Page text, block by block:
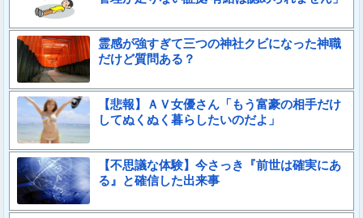
霊感が強すぎて三つの神社クビになった神職
だけど質問ある？
【悲報】ＡＶ女優さん「もう富豪の相手だけ
してぬくぬく暮らしたいのだよ」
【不思議な体験】今さっき『前世は確実にあ
る』と確信した出来事